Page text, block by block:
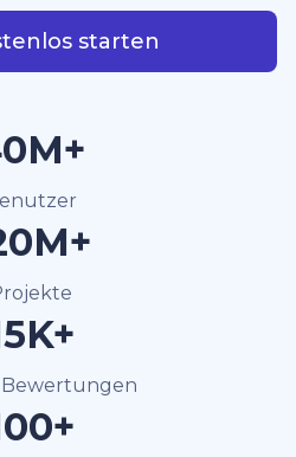
starten
Bewertungen